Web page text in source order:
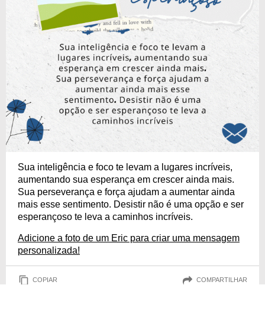
Sua inteligência e foco te levam a lugares incríveis,
aumentando sua esperança em crescer ainda mais.
Sua perseverança e força ajudam a aumentar ainda
mais esse sentimento. Desistir não é uma opção e ser
esperançoso te leva a caminhos incríveis.
Adicione a foto de um Eric para criar uma mensagem
personalizada!
COPIAR COMPARTILHAR